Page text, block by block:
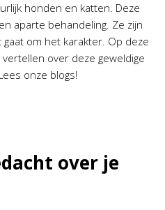
honden en katten. Deze
aparte behandeling. Ze zijn
om het karakter. Op deze
over deze geweldige
onze blogs!
over je